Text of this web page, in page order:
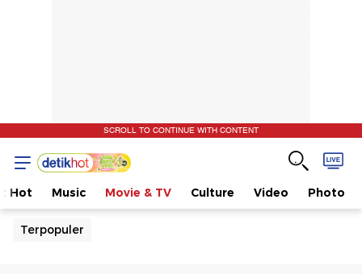
SCROLL TO CONTINUE WITH CONTENT
Hot Music Movie & TV Culture Video Photo
Terpopuler